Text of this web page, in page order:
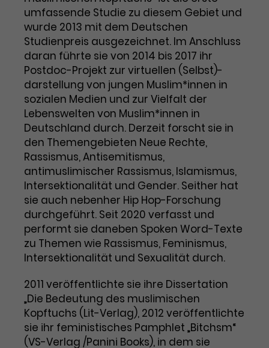
Benutzer*in wiedererkannt werden,
und es wird Zugang zu
geschützten Bereichen gewährt.
Name cookie_optin
Anbieter TYPO3
Laufzeit 1 Monat
Zweck
Enthält die gewählten Tracking-
Optin-Einstellungen.
Laufzeit 2 Jahre
Zweck
Dieses Cookie wird von Google
Analytics installiert. Das Cookie
wird verwendet, um
Besucher*innen-, Sitzungs- und
Kampagnendaten zu berechnen
und die Nutzung der Website für
den Analysebericht der Website zu
verfolgen. Die Cookies speichern
Informationen anonym und weisen
eine zufallsgenerierte Nummer zu,
um Besuche zu erkennen.
Name _gid
Anbieter Google Analytics
Laufzeit 1 Tag
Dieses Cookie wird von Google
Analytics installiert. Das Cookie
wird verwendet, um Informationen
Marketing
Diese Gruppe beinhaltet alle Scripte, die es uns
ermöglichen die Leistung unserer
Werbekampagnen zu analysieren und
Conversions zu messen. Außerdem helfen sie
uns dabei Werbeanzeigen und Inhalte besser auf
die Interessen unserer Nutzer abzustimmen.
Name
_gcl_au
Anbieter Google Ads
Laufzeit 3 Monate
Zweck
Wird von Google verwendet, um
die Effizienz von Werbeanzeigen zu
messen und Conversions zu
speichern. Dieses Cookie hilft dabei
nachzuvollziehen, ob Nutzer über
Google-Anzeigen auf unsere
Website gelangt sind.
Name _gcl_aw
Anbieter Google Ads
Cookie-Informationen
umfassende Studie zu diesem Gebiet und
wurde 2013 mit dem Deutschen
Studienpreis ausgezeichnet. Im Anschluss
daran führte sie von 2014 bis 2017 ihr
Postdoc-Projekt zur virtuellen (Selbst)-
darstellung von jungen Muslim*innen in
sozialen Medien und zur Vielfalt der
Lebenswelten von Muslim*innen in
Deutschland durch. Derzeit forscht sie in
den Themengebieten Neue Rechte,
Rassismus, Antisemitismus,
antimuslimischer Rassismus, Islamismus,
Intersektionalität und Gender. Seither hat
sie auch nebenher Hip Hop-Forschung
durchgeführt. Seit 2020 verfasst und
performt sie daneben Spoken Word-Texte
zu Themen wie Rassismus, Feminismus,
Intersektionalität und Sexualität durch.
2011 veröffentlichte sie ihre Dissertation
„Die Bedeutung des muslimischen
Kopftuchs (Lit-Verlag), 2012 veröffentlichte
sie ihr feministisches Pamphlet „Bitchsm“
(VS-Verlag /Panini Books), in dem sie